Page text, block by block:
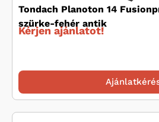
Tondach Planoton 14
szürke-fehér antik
Kérjen ajánlatot!